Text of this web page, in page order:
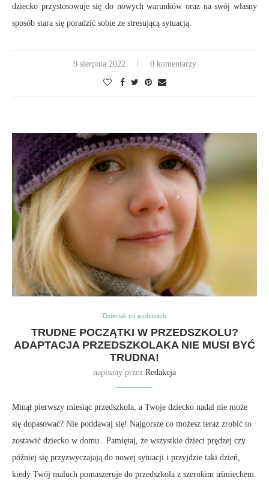
dziecko przystosowuje się do nowych warunków oraz na swój własny
sposób stara się poradzić sobie ze stresującą sytuacją.
9 sierpnia 2022 0 komentarzy
Dzieciak po godzinach
TRUDNE POCZĄTKI W PRZEDSZKOLU?
ADAPTACJA PRZEDSZKOLAKA NIE MUSI BYĆ
TRUDNA!
napisany przez Redakcja
Minął pierwszy miesiąc przedszkola, a Twoje dziecko nadal nie może
się dopasować? Nie poddawaj się! Najgorsze co możesz teraz zrobić to
zostawić dziecko w domu.. Pamiętaj, że wszystkie dzieci prędzej czy
później się przyzwyczajają do nowej sytuacji i przyjdzie taki dzień,
kiedy Twój maluch pomaszeruje do przedszkola z szerokim uśmiechem.